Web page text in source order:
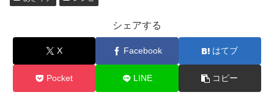
シェアする
X Facebook はてブ
Pocket LINE コピー